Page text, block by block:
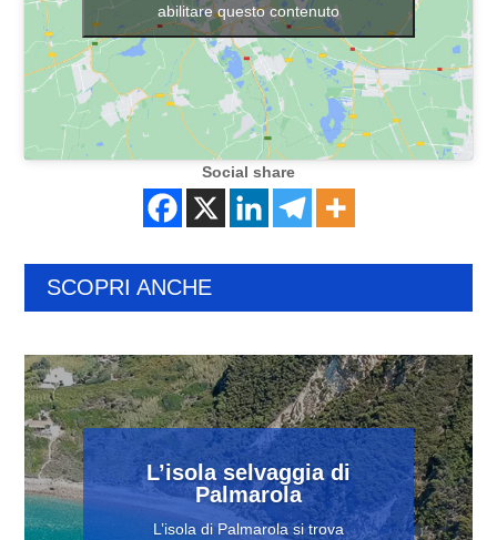
abilitare questo contenuto
Social share
SCOPRI ANCHE
L’isola selvaggia di
Palmarola
L’isola di Palmarola si trova